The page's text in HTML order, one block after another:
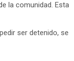
la comunidad. Esta
ser detenido, se